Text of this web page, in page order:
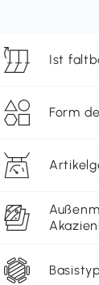
Ist
Form